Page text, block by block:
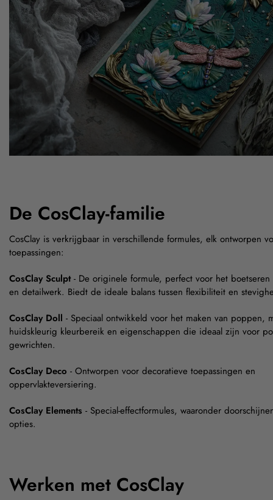
De CosClay-familie
CosClay is verkrijgbaar in verschillende formules, elk ontworpen
toepassingen:
CosClay Sculpt- De originele formule, perfect voor het boetseren
en detailwerk. Biedt de ideale balans tussen flexibiliteit en
CosClay Doll - Speciaal ontwikkeld voor het maken van poppen,
huidskleurig kleurbereik en eigenschappen die ideaal zijn voor
gewrichten.
CosClay Deco - Ontworpen voor decoratieve toepassingen en
oppervlakteversiering.
CosClay Elements - Special-effectformules, waaronder
opties.
Werken met CosClay